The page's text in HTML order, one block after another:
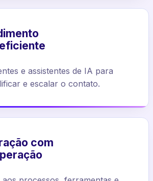
e assistentes de IA para
e escalar o contato.
com